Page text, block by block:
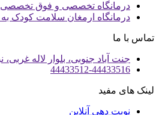
درمانگاه تخصصی و فوق
درمانگاه ارمغان سلامت کودک
تماس با ما
جنت آباد جنوبی، بلوار لاله غربی،
44433512-44433516
لینک های مفید
نوبت دهی آنلاین